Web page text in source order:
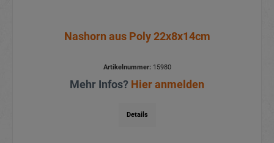
Nashorn aus Poly 22x8x14cm
Artikelnummer:15980
Mehr Infos? Hier anmelden
Details